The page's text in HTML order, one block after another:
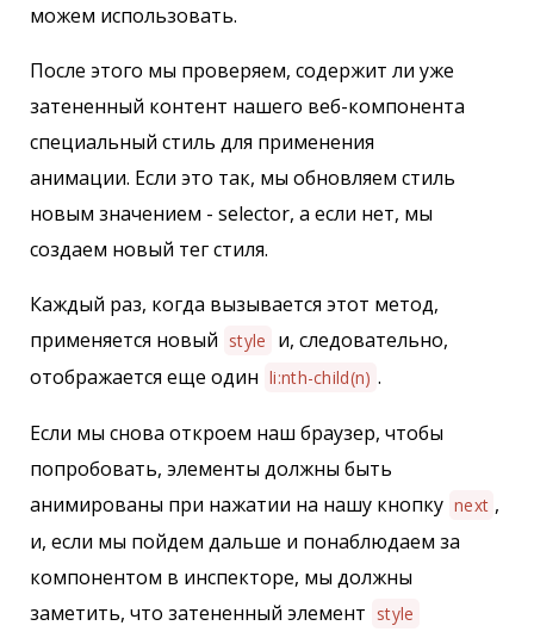
можем использовать.
После этого мы проверяем, содержит ли уже
затененный контент нашего веб-компонента
специальный стиль для применения
анимации. Если это так, мы обновляем стиль
новым значением - selector, а если нет, мы
создаем новый тег стиля.
Каждый раз, когда вызывается этот метод,
применяется новый style
и, следовательно,
отображается еще один li:nth-child(n) .
Если мы снова откроем наш браузер, чтобы
попробовать, элементы должны быть
анимированы при нажатии на нашу кнопку next ,
и, если мы пойдем дальше и понаблюдаем за
компонентом в инспекторе, мы должны
заметить, что затененный элемент style